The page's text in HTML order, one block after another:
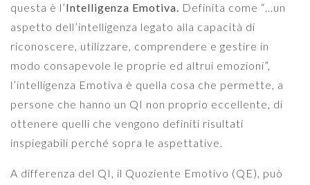
questa è l’Intelligenza Emotiva. Definita come “…un
aspetto dell’intelligenza legato alla capacità di
riconoscere, utilizzare, comprendere e gestire in
modo consapevole le proprie ed altrui emozioni”,
l’intelligenza Emotiva è quella cosa che permette, a
persone che hanno un QI non proprio eccellente, di
ottenere quelli che vengono definiti risultati
inspiegabili perché sopra le aspettative.
A differenza del QI, il Quoziente Emotivo (QE), può